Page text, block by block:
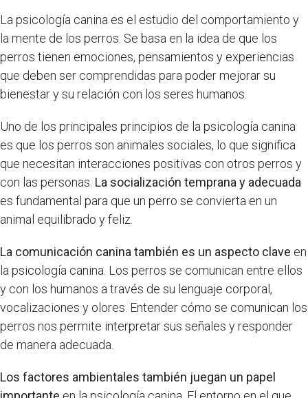
La psicología canina es el estudio del comportamiento y
la mente de los perros. Se basa en la idea de que los
perros tienen emociones, pensamientos y experiencias
que deben ser comprendidas para poder mejorar su
bienestar y su relación con los seres humanos.
Uno de los principales principios de la psicología canina
es que los perros son animales sociales, lo que significa
que necesitan interacciones positivas con otros perros y
con las personas. La socialización temprana y adecuada
es fundamental para que un perro se convierta en un
animal equilibrado y feliz.
La comunicación canina también es un aspecto clave en
la psicología canina. Los perros se comunican entre ellos
y con los humanos a través de su lenguaje corporal,
vocalizaciones y olores. Entender cómo se comunican los
perros nos permite interpretar sus señales y responder
de manera adecuada.
Los factores ambientales también juegan un papel